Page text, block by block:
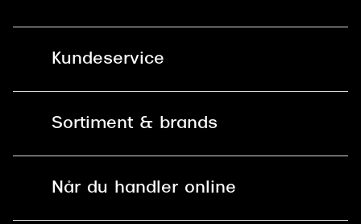
Kundeservice
Sortiment & brands
Når du handler online